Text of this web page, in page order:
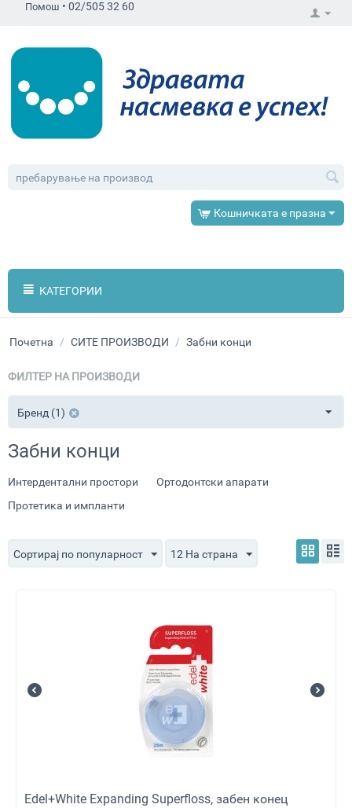
Помош • 02/505 32 60
Кошничката е празна
КАТЕГОРИИ
Почетна / СИТЕ ПРОИЗВОДИ / Забни конци
ФИЛТЕР НА ПРОИЗВОДИ
Бренд (1)
Забни конци
Интердентални простори
Ортодонтски апарати
Протетика и импланти
Сортирај по популарност 12 На страна
Edel+White Expanding Superfloss, забен конец